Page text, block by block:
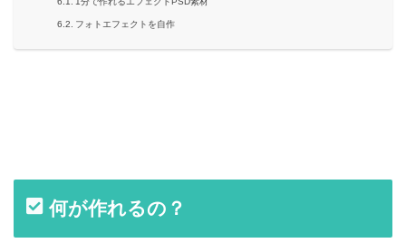
フォトエフェクトを自作
何が作れるの？